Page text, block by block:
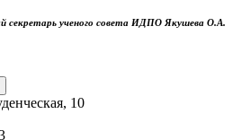
секретарь ученого совета ИДПО Якушева О.А.
10